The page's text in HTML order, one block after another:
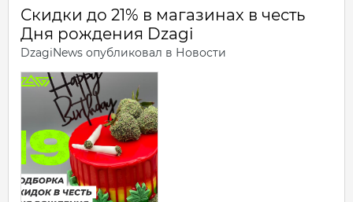
Скидки до 21% в магазинах в честь
Дня рождения Dzagi
DzagiNews опубликовал в Новости